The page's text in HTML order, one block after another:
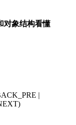
对象结构看懂
|